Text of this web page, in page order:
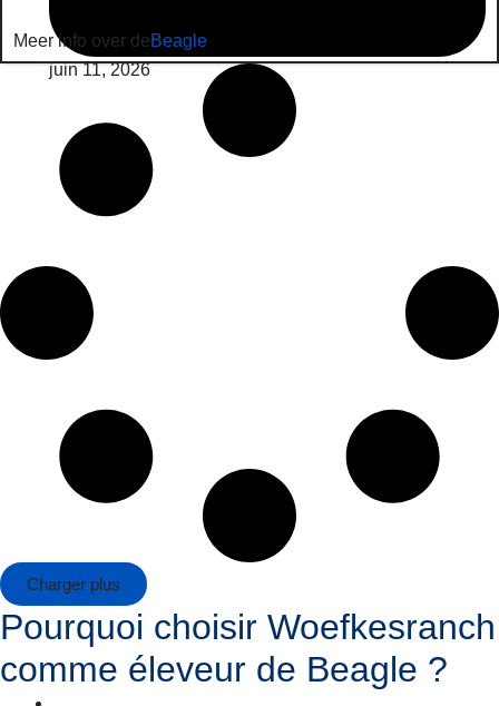
juin 11, 2026
Meer info over deBeagle
Charger plus
Pourquoi choisir Woefkesranch
comme éleveur de Beagle ?